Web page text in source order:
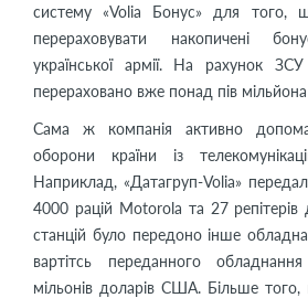
систему «Volia Бонус» для того,
перераховувати накопичені
української армії. На рахунок
перераховано вже понад пів
Сама ж компанія активно
оборони країни із
Наприклад, «Датагруп-Volia»
4000 рацій Motorola та 27
станцій було передоно інше
вартітсь переданного
мільонів доларів США. Більше того,